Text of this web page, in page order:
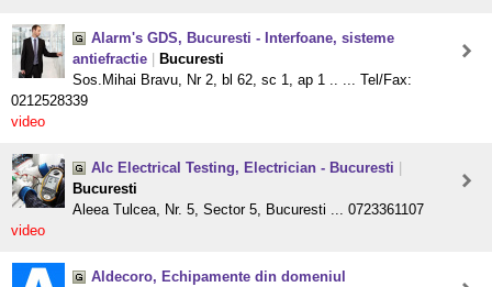
Alarm's GDS, Bucuresti - Interfoane, sisteme
antiefractie
Bucuresti
Sos.Mihai Bravu, Nr 2, bl 62, sc 1, ap 1 .. ... Tel/Fax:
0212528339
video
Alc Electrical Testing, Electrician - Bucuresti
Bucuresti
Aleea Tulcea, Nr. 5, Sector 5, Bucuresti ... 0723361107
video
Aldecoro, Echipamente din domeniul